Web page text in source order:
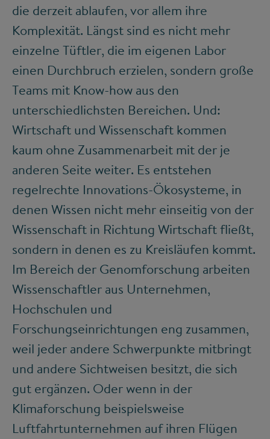
die derzeit ablaufen, vor allem ihre
Komplexität. Längst sind es nicht mehr
einzelne Tüftler, die im eigenen Labor
einen Durchbruch erzielen, sondern große
Teams mit Know-how aus den
unterschiedlichsten Bereichen. Und:
Wirtschaft und Wissenschaft kommen
kaum ohne Zusammenarbeit mit der je
anderen Seite weiter. Es entstehen
regelrechte Innovations-Ökosysteme, in
denen Wissen nicht mehr einseitig von der
Wissenschaft in Richtung Wirtschaft fließt,
sondern in denen es zu Kreisläufen kommt.
Im Bereich der Genomforschung arbeiten
Wissenschaftler aus Unternehmen,
Hochschulen und
Forschungseinrichtungen eng zusammen,
weil jeder andere Schwerpunkte mitbringt
und andere Sichtweisen besitzt, die sich
gut ergänzen. Oder wenn in der
Klimaforschung beispielsweise
Luftfahrtunternehmen auf ihren Flügen